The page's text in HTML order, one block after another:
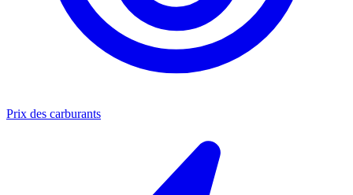
Prix des carburants